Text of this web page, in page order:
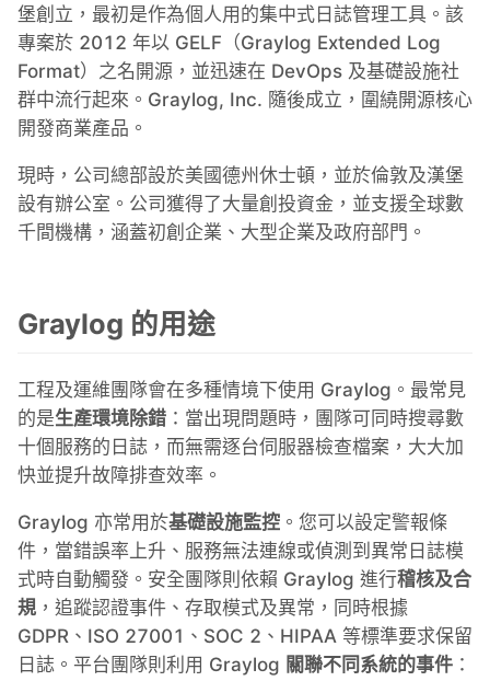
Kubernetes Node
MariaDB
Mattermost
Mercure-Hub
Mosquitto
MySQL
堡創立，最初是作為個人用的集中式日誌管理工具。該
專案於 2012 年以 GELF（Graylog Extended Log
Format）之名開源，並迅速在 DevOps 及基礎設施社
群中流行起來。Graylog, Inc. 隨後成立，圍繞開源核心
開發商業產品。
現時，公司總部設於美國德州休士頓，並於倫敦及漢堡
設有辦公室。公司獲得了大量創投資金，並支援全球數
千間機構，涵蓋初創企業、大型企業及政府部門。
Graylog 的用途
工程及運維團隊會在多種情境下使用 Graylog。最常見
的是生產環境除錯 ：當出現問題時，團隊可同時搜尋數
十個服務的日誌，而無需逐台伺服器檢查檔案，大大加
快並提升故障排查效率。
Graylog 亦常用於基礎設施監控 。您可以設定警報條
件，當錯誤率上升、服務無法連線或偵測到異常日誌模
式時自動觸發。安全團隊則依賴 Graylog 進行稽核及合
規 ，追蹤認證事件、存取模式及異常，同時根據
GDPR、ISO 27001、SOC 2、HIPAA 等標準要求保留
日誌。平台團隊則利用 Graylog 關聯不同系統的事件 ：